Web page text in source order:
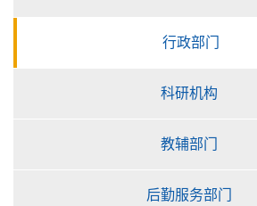
行政部门
科研机构
教辅部门
后勤服务部门